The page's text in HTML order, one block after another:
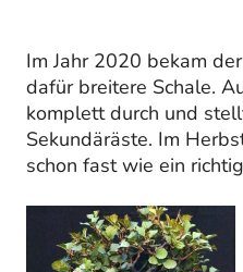
Im Jahr 2020 bekam
dafür breitere Schale.
komplett durch und
Sekundäräste. Im
schon fast wie ein